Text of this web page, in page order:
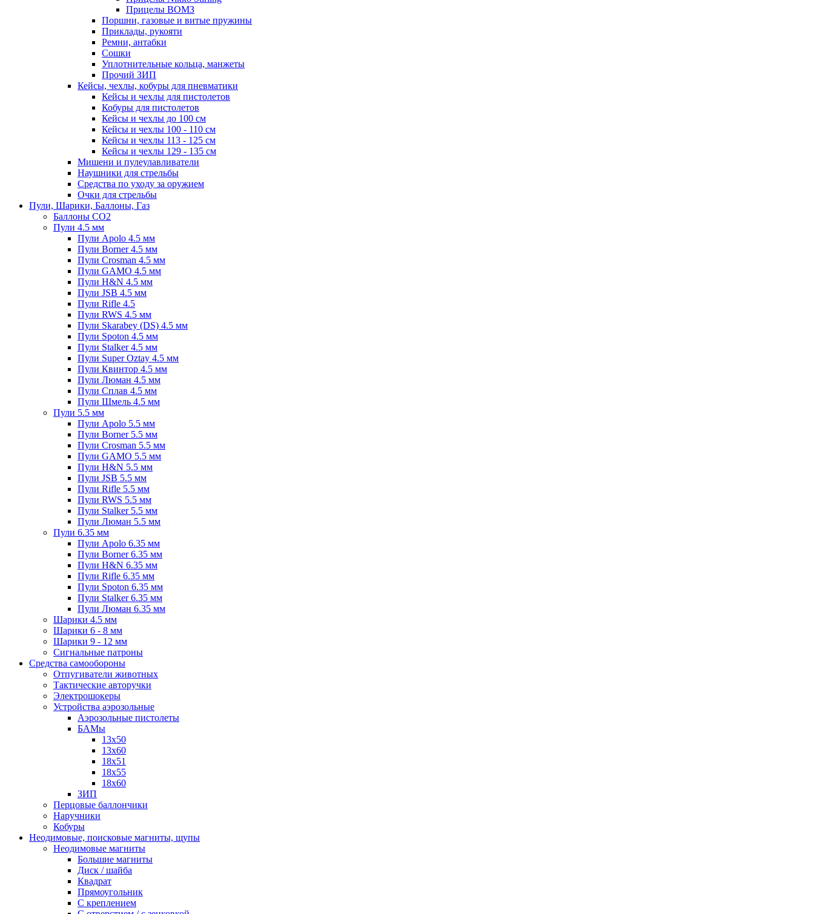
Прицелы ВОМЗ
Поршни, газовые и витые пружины
Приклады, рукояти
Ремни, антабки
Сошки
Уплотнительные кольца, манжеты
Прочий ЗИП
Кейсы, чехлы, кобуры для пневматики
Кейсы и чехлы для пистолетов
Кобуры для пистолетов
Кейсы и чехлы до 100 см
Кейсы и чехлы 100 - 110 см
Кейсы и чехлы 113 - 125 см
Кейсы и чехлы 129 - 135 см
Мишени и пулеулавливатели
Наушники для стрельбы
Средства по уходу за оружием
Очки для стрельбы
Пули, Шарики, Баллоны, Газ
Баллоны CO2
Пули 4.5 мм
Пули Apolo 4.5 мм
Пули Borner 4.5 мм
Пули Crosman 4.5 мм
Пули GAMO 4.5 мм
Пули H&N 4.5 мм
Пули JSB 4.5 мм
Пули Rifle 4.5
Пули RWS 4.5 мм
Пули Skarabey (DS) 4.5 мм
Пули Spoton 4.5 мм
Пули Stalker 4.5 мм
Пули Super Oztay 4.5 мм
Пули Квинтор 4.5 мм
Пули Люман 4.5 мм
Пули Сплав 4.5 мм
Пули Шмель 4.5 мм
Пули 5.5 мм
Пули Apolo 5.5 мм
Пули Borner 5.5 мм
Пули Crosman 5.5 мм
Пули GAMO 5.5 мм
Пули H&N 5.5 мм
Пули JSB 5.5 мм
Пули Rifle 5.5 мм
Пули RWS 5.5 мм
Пули Stalker 5.5 мм
Пули Люман 5.5 мм
Пули 6.35 мм
Пули Apolo 6.35 мм
Пули Borner 6.35 мм
Пули H&N 6.35 мм
Пули Rifle 6.35 мм
Пули Spoton 6.35 мм
Пули Stalker 6.35 мм
Пули Люман 6.35 мм
Шарики 4.5 мм
Шарики 6 - 8 мм
Шарики 9 - 12 мм
Сигнальные патроны
Средства самообороны
Отпугиватели животных
Тактические авторучки
Электрошокеры
Устройства аэрозольные
Аэрозольные пистолеты
БАМы
13х50
13х60
18х51
18х55
18х60
ЗИП
Перцовые баллончики
Наручники
Кобуры
Неодимовые, поисковые магниты, щупы
Неодимовые магниты
Большие магниты
Диск / шайба
Квадрат
Прямоугольник
С креплением